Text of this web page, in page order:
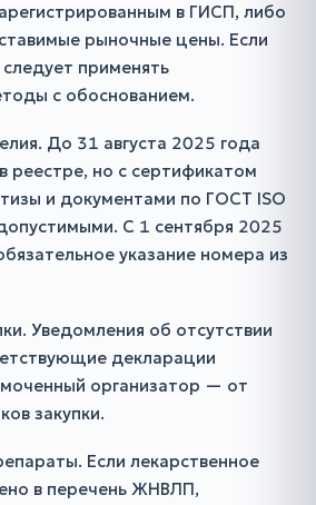
в ГИСП, либо
рыночные цены. Если
применять
с обоснованием.
До 31 августа 2025 года
реестре, но с сертификатом
и документами по ГОСТ ISO
С 1 сентября 2025
указание номера из
Уведомления об отсутствии
декларации
организатор — от
закупки.
Если лекарственное
в перечень ЖНВЛП,